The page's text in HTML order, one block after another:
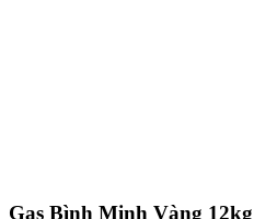
Gas Bình Minh Vàng 12kg